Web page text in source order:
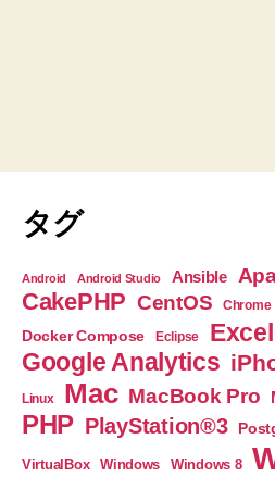
タグ
Android Android Studio Ansible
CakePHP CentOS Chrome
Docker Compose Eclipse Excel
Google Analytics
Linux Mac MacBook Pro
PHP PlayStation®3
VirtualBox Windows Windows 8